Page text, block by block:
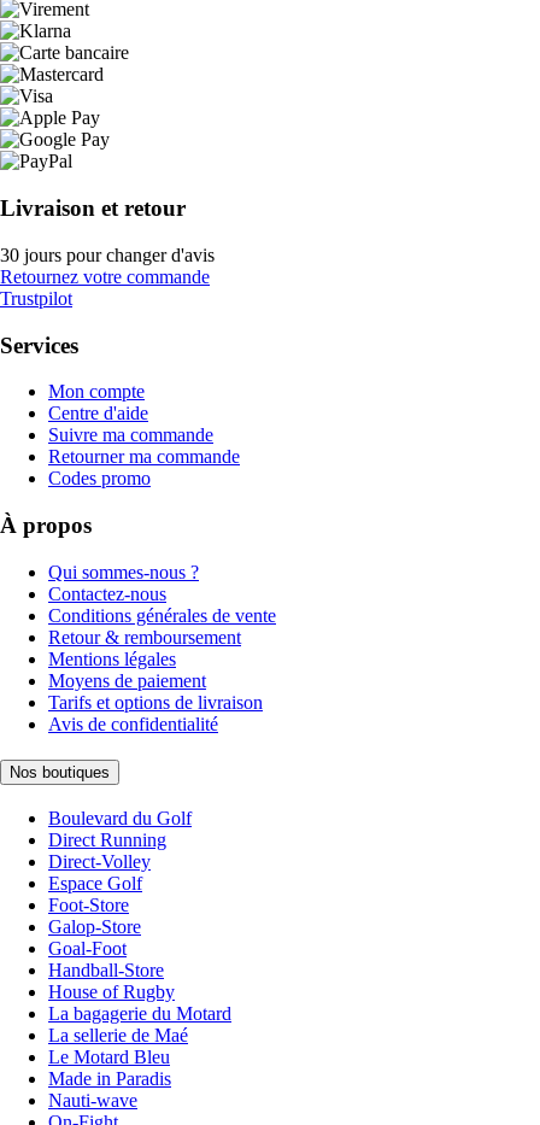
Livraison et retour
30 jours pour changer d'avis
Retournez votre commande
Trustpilot
Services
Mon compte
Centre d'aide
Suivre ma commande
Retourner ma commande
Codes promo
À propos
Qui sommes-nous ?
Contactez-nous
Conditions générales de vente
Retour & remboursement
Mentions légales
Moyens de paiement
Tarifs et options de livraison
Avis de confidentialité
Nos boutiques
Boulevard du Golf
Direct Running
Direct-Volley
Espace Golf
Foot-Store
Galop-Store
Goal-Foot
Handball-Store
House of Rugby
La bagagerie du Motard
La sellerie de Maé
Le Motard Bleu
Made in Paradis
Nauti-wave